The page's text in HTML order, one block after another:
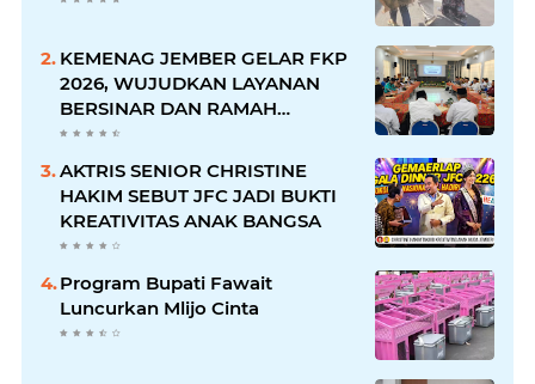
KEMENAG JEMBER GELAR FKP
2026, WUJUDKAN LAYANAN
BERSINAR DAN RAMAH
DISABILITAS
AKTRIS SENIOR CHRISTINE
HAKIM SEBUT JFC JADI BUKTI
KREATIVITAS ANAK BANGSA
Program Bupati Fawait
Luncurkan Mlijo Cinta